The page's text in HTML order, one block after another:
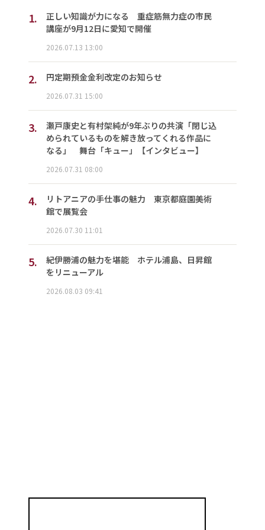
1.
正しい知識が力になる 重症筋無力症の市民
講座が9月12日に愛知で開催
2026.07.13 13:00
2. 円定期預金金利改定のお知らせ
2026.07.31 15:00
3.
瀬戸康史と有村架純が9年ぶりの共演「閉じ込
められているものを解き放ってくれる作品に
なる」 舞台「キュー」【インタビュー】
2026.07.31 08:00
4.
リトアニアの手仕事の魅力 東京都庭園美術
館で展覧会
2026.07.30 11:01
5.
紀伊勝浦の魅力を堪能 ホテル浦島、日昇館
をリニューアル
2026.08.03 09:41